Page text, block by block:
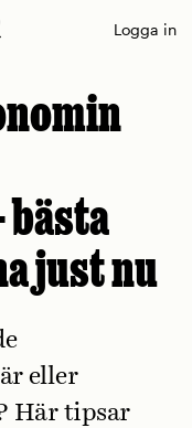
Logga in
bästa
just nu
eller
Här tipsar